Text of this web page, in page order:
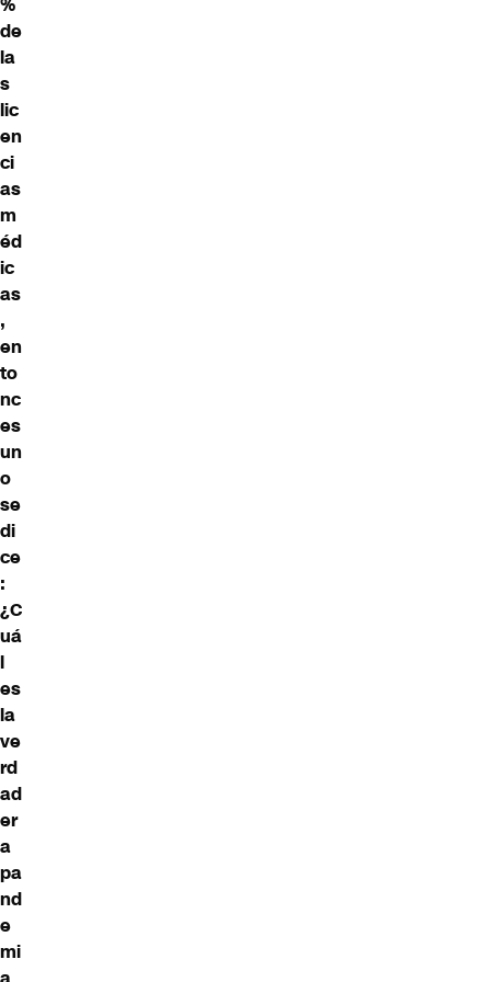
de
la
s
lic
en
ci
as
m
éd
ic
as
,
en
to
nc
es
un
o
se
di
ce
:
¿C
uá
l
es
la
ve
rd
ad
er
a
pa
nd
e
mi